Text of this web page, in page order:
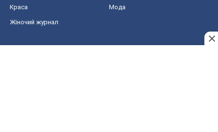
Краса Мода
Жіночий журнал